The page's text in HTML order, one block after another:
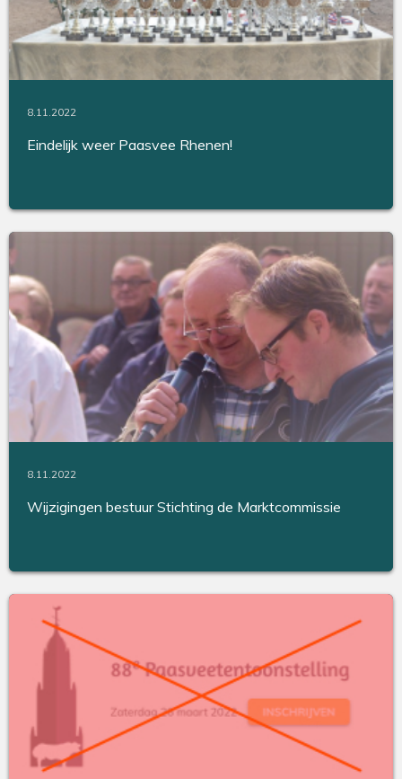
8.11.2022
Eindelijk weer Paasvee Rhenen!
8.11.2022
Wijzigingen bestuur Stichting de Marktcommissie